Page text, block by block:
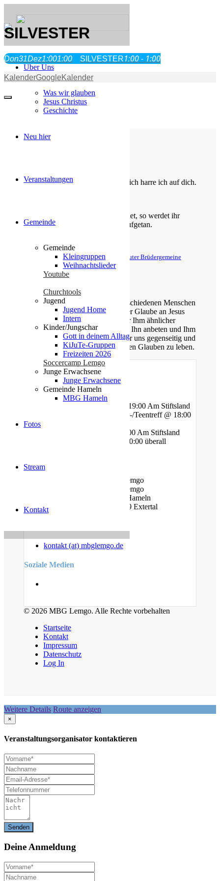
Über Uns
Was wir glauben
Jesus Christus
Geschichte
Neu hier
Veranstaltungen
Gemeinde
Gemeinde
Kleingruppen
Weihnachtslieder
Youtube
Churchtools
Jugend
Jugend Home
Intern
Kinder/Jungschar
Gott in deinem Alltag
KiJuTe-Gruppen
Freizeiten 2026
Soccercamp Lemgo
Junge Erwachsene
Junge Erwachsene
Gemeinde Hameln
MBG Hameln
Fotos
Stream
Kontakt
SILVESTER
Don31Dez1:001:00 SILVESTER1:00 - 1:00
KalenderGoogleKalender
Du bist der Gott, der mir hilft; täglich harre ich auf dich.
Bittet, so wird euch gegeben; suchet, so werdet ihr
finden; klopfet an, so wird euch aufgetan.
© Evangelische Brüder-Unität – Herrnhuter Brüdergemeine
Weitere Informationen finden Sie hier
Unsere Gemeinde besteht aus verschiedenen Menschen
jeden Alters, die eins verbindet: der Glaube an Jesus
Christus. Gemeinsam möchten wir Ihm ähnlicher
werden, Sein Wort kennen lernen, Ihn anbeten und Ihm
nachfolgen. Dabei unterstützen wir uns gegenseitig und
ermutigen uns auch im Alltag diesen Glauben zu leben.
Gottesdienste
Mittwoch - Bibelstunde @ 19:00 Am Stiftsland
Freitag - Gebet und Kinder-/Teentreff @ 18:00
Freitag - Jugendtreff @ 20:00 Am Stiftsland
Sonntag - Gottesdienst @ 10:00 überall
Am Bauhof 14A, 32657 Lemgo
Am Stiftsland 19, 32657 Lemgo
Cumberlandstr. 19, 31789 Hameln
Linderhofer Straße 7, 32699 Extertal
kontakt (at) mbglemgo.de
Soziale Medien
© 2026 MBG Lemgo. Alle Rechte vorbehalten
Startseite
Kontakt
Impressum
Datenschutz
Log In
Weitere Details Route anzeigen
×
Veranstaltungsorganisator kontaktieren
Deine Anmeldung